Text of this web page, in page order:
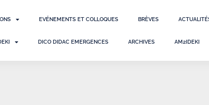
EVÉNEMENTS ET COLLOQUES BRÈVES
DICO DIDAC EMERGENCES ARCHIVES AM2IDEKI